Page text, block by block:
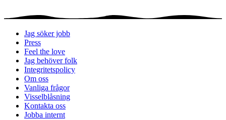
Jag söker jobb
Press
Feel the love
Jag behöver folk
Integritetspolicy
Om oss
Vanliga frågor
Visselblåsning
Kontakta oss
Jobba internt